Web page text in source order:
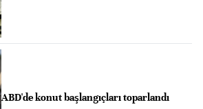
ABD'de konut başlangıçları toparlandı